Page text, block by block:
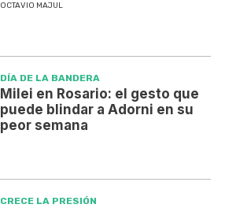
OCTAVIO MAJUL
DÍA DE LA BANDERA
Milei en Rosario: el gesto que
puede blindar a Adorni en su
peor semana
CRECE LA PRESIÓN